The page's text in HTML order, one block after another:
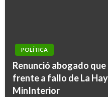
POLÍTICA
Renunció abogado
frente a fallo de La
MinInterior